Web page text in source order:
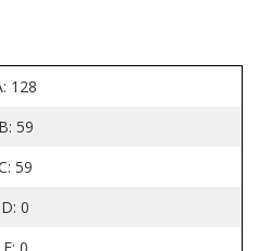
128
B: 59
59
D: 0